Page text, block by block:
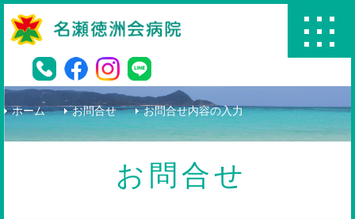
ホーム お問合せ お問合せ内容の入力
お問合せ